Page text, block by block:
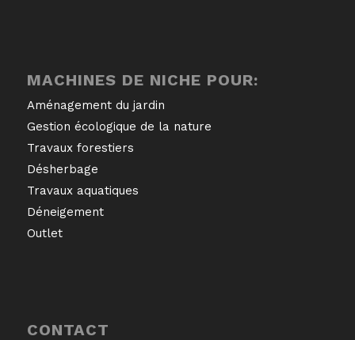
MACHINES DE NICHE POUR:
Aménagement du jardin
Gestion écologique de la nature
Travaux forestiers
Désherbage
Travaux aquatiques
Déneigement
Outlet
CONTACT